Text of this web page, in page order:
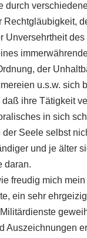
durch
Rechtgläubigkeit,
Unversehrtheit
der
u.s.w. sich
ihre Tätigkeit
in sich
Seele selbst
und je älter
daran.
freudig mich
ein sehr
Auszeichnungen